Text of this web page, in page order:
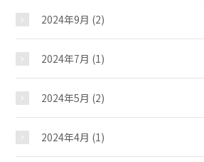
大徳児童館
おしらせ
2024年9月 (2)
2024年7月 (1)
2024年5月 (2)
2024年4月 (1)